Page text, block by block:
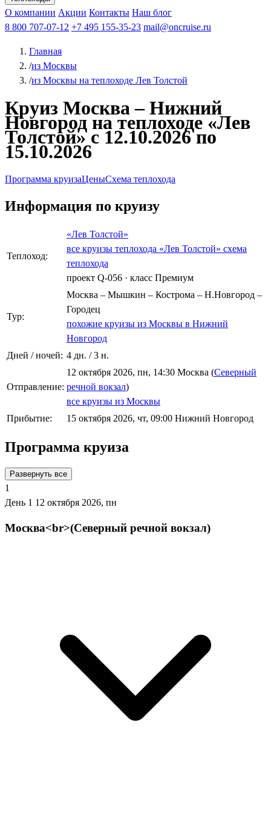
Чебоксарыиз Волгоградаиз Саратова Все города
КазаньВ Нижний НовгородВ ПермьВ Ростов-на-Дону
РыбинскНа СоловкиНа ВалаамПо ОкеПо Енисею
Афанасий Никитин Октябрьская революция
ФединАлександр СвешниковИван
МироновА.С.Попов
О компании Акции Контакты Наш блог
8 800 707-07-12 +7 495 155-35-23 mail@oncruise.ru
Главная
/из Москвы
/из Москвы на теплоходе Лев Толстой
Круиз Москва – Нижний
Новгород на теплоходе «Лев
Толстой» с 12.10.2026 по
15.10.2026
Программа круизаЦеныСхема теплохода
Информация по круизу
Теплоход:
«Лев Толстой»
все круизы теплохода «Лев Толстой» схема
теплохода
проект Q-056 · класс Премиум
Тур:
Москва – Мышкин – Кострома – Н.Новгород –
Городец
похожие круизы из Москвы в Нижний
Новгород
Дней / ночей: 4 дн. / 3 н.
Отправление:
12 октября 2026, пн, 14:30 Москва (Северный
речной вокзал)
все круизы из Москвы
Прибытие:
15 октября 2026, чт, 09:00 Нижний Новгород
Программа круиза
Развернуть все
1
День 1 12 октября 2026, пн
Москва<br>(Северный речной вокзал)